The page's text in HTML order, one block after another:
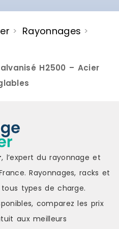
> Rayonnages >
H2500 – Acier
, l’expert du rayonnage et
Rayonnages, racks et
types de charge.
comparez les prix
aux meilleurs